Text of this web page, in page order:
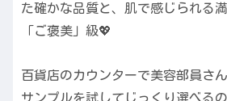
た確かな品質と、肌で感じられる
「ご褒美」級💖
百貨店のカウンターで美容部員さ
サンプルを試してじっくり選べる